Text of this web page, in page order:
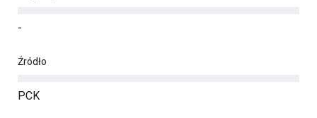
-
Źródło
PCK